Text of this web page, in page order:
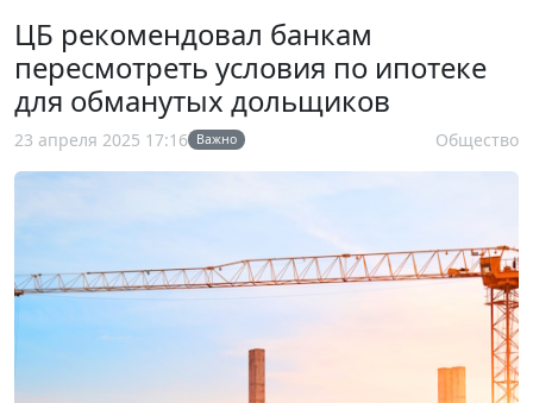
ЦБ рекомендовал банкам
пересмотреть условия по ипотеке
для обманутых дольщиков
23 апреля 2025 17:16 Важно Общество